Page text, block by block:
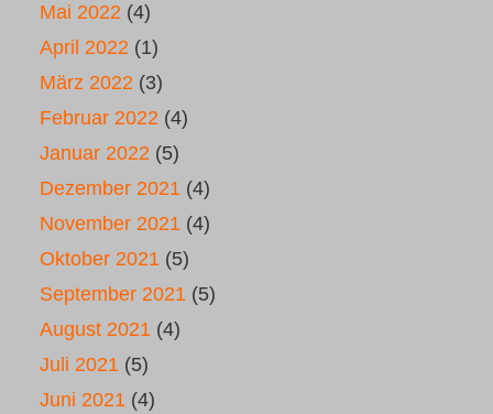
Mai 2022 (4)
April 2022 (1)
März 2022 (3)
Februar 2022 (4)
Januar 2022 (5)
Dezember 2021 (4)
November 2021 (4)
Oktober 2021 (5)
September 2021 (5)
August 2021 (4)
Juli 2021 (5)
Juni 2021 (4)